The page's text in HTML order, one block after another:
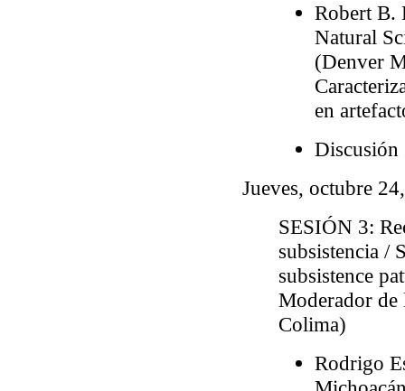
Robert B.
Natural
(Denver
en
Discusión
Jueves, octubre
SESIÓN 3:
subsistencia /
subsistence
Moderador de
Colima)
Rodrigo